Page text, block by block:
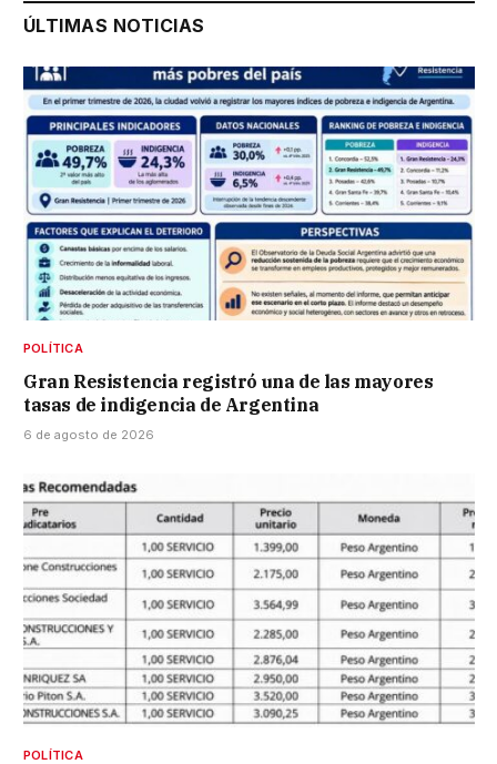
ÚLTIMAS NOTICIAS
POLÍTICA
Gran Resistencia registró una de las mayores
tasas de indigencia de Argentina
6 de agosto de 2026
POLÍTICA